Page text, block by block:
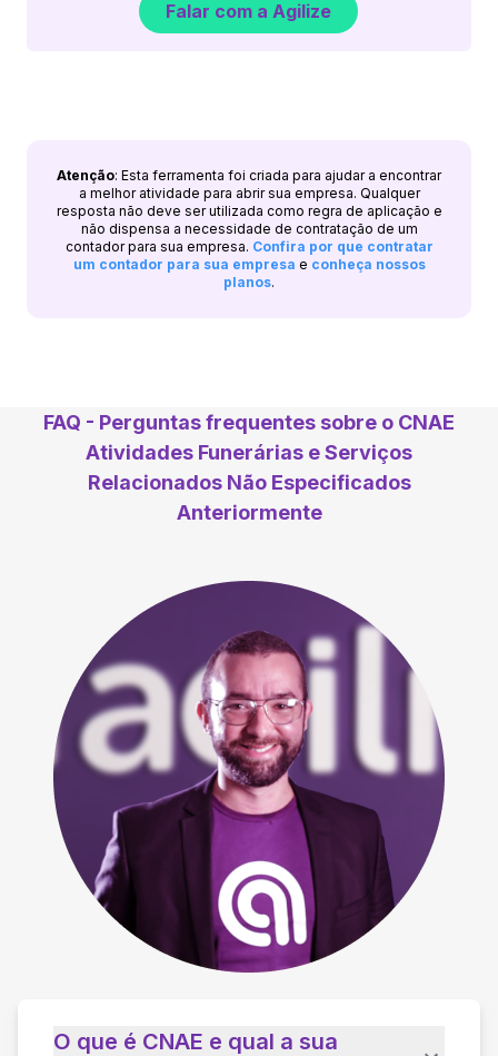
Falar com a Agilize
Atenção: Esta ferramenta foi criada para ajudar a encontrar
a melhor atividade para abrir sua empresa. Qualquer
resposta não deve ser utilizada como regra de aplicação e
não dispensa a necessidade de contratação de um
contador para sua empresa. Confira por que contratar
um contador para sua empresa e conheça nossos
planos.
FAQ - Perguntas frequentes sobre o CNAE
Atividades Funerárias e Serviços
Relacionados Não Especificados
Anteriormente
O que é CNAE e qual a sua